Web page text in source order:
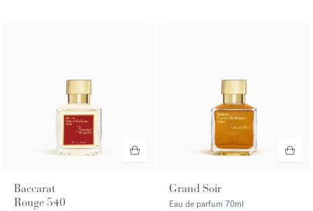
Baccarat
Rouge 540
Grand Soir
Eau de parfum 70ml